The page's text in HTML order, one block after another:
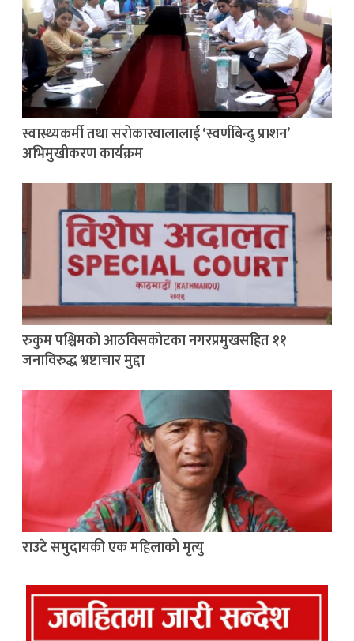
स्वास्थ्यकर्मी तथा सरोकारवालालाई ‘स्वर्णबिन्दु प्राशन’
अभिमुखीकरण कार्यक्रम
रुकुम पश्चिमको आठविसकोटका नगरप्रमुखसहित ११
जनाविरुद्ध भ्रष्टाचार मुद्दा
राउटे समुदायकी एक महिलाको मृत्यु